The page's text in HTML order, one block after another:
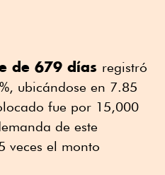
de 679 días registró
ubicándose en 7.85
fue por 15,000
de este
veces el monto